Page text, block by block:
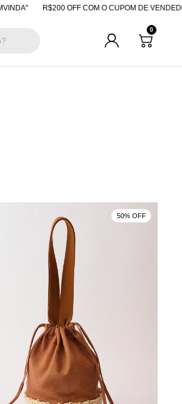
R$200 OFF COM O CUPOM DE VENDEDORA
0
50% OFF